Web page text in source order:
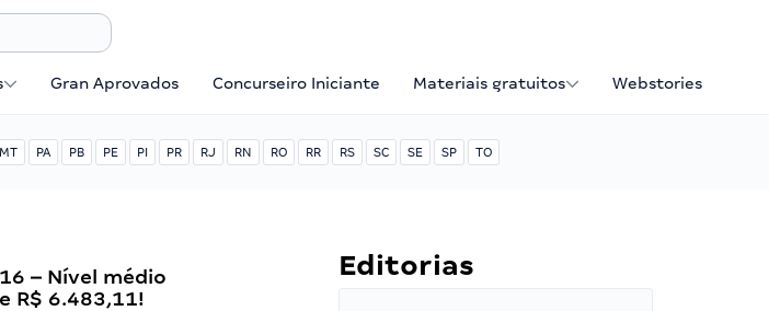
Gran Aprovados Concurseiro Iniciante Materiais gratuitos Webstories
MT PA PB PE PI PR RJ RN RO RR RS SC SE SP TO
– Nível médio
R$ 6.483,11!
Editorias